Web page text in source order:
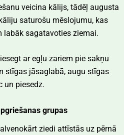
veicina kālijs, tādēļ augusta
saturošu mēslojumu, kas
labāk sagatavoties ziemai.
ar egļu zariem pie sakņu
stīgas jāsaglabā, augu stīgas
un piesedz.
grupas
ziedi attīstās uz pērnā